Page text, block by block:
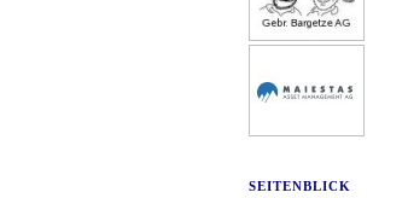
SEITENBLICK